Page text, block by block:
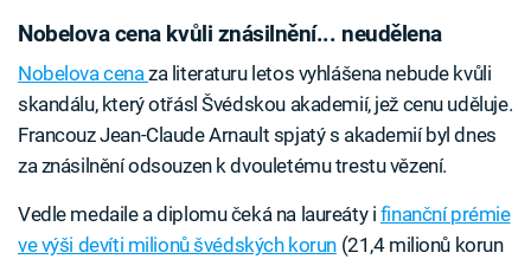
Nobelova cena kvůli znásilnění... neudělena
Nobelova cenaza literaturu letos vyhlášena nebude kvůli
skandálu, který otřásl Švédskou akademií, jež cenu uděluje.
Francouz Jean-Claude Arnault spjatý s akademií byl dnes
za znásilnění odsouzen k dvouletému trestu vězení.
Vedle medaile a diplomu čeká na laureáty i finanční prémie
ve výši devíti milionů švédských korun(21,4 milionů korun